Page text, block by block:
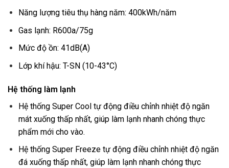
Năng lượng tiêu thụ hàng năm: 400kWh/năm
Gas lạnh: R600a/75g
Mức độ ồn: 41dB(A)
Lớp khí hậu: T-SN (10-43°C)
Hệ thống làm lạnh
Hệ thống Super Cool tự động điều chỉnh nhiệt độ ngăn
mát xuống thấp nhất, giúp làm lạnh nhanh chóng thực
phẩm mới cho vào.
Hệ thống Super Freeze tự động điều chỉnh nhiệt độ ngăn
đá xuống thấp nhất, giúp làm lạnh nhanh chóng thực